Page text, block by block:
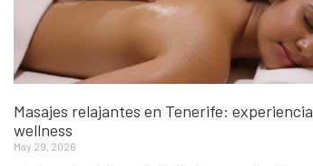
Masajes relajantes en Tenerife: experiencia
wellness
May 29, 2026